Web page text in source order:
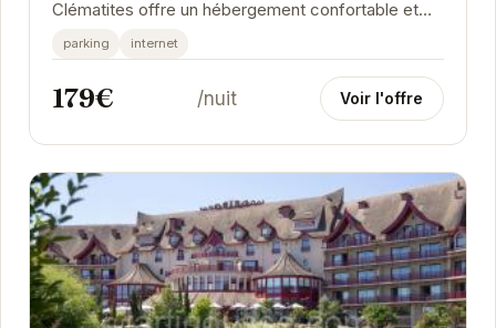
Clématites offre un hébergement confortable et
spacieux pour 8 personnes. Avec son parking et
sa...
parking internet
179€ /nuit Voir l'offre